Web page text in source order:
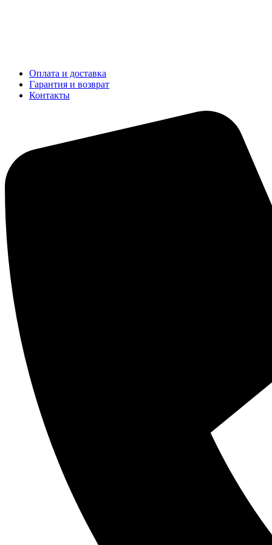
Оплата и доставка
Гарантия и возврат
Контакты